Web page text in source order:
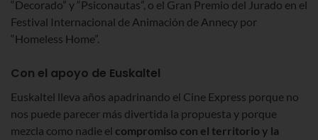
“Decorado” y “Psiconautas”, o el Gran Premio del Jurado en el
Festival Internacional de Animación de Annecy por
“Homeless Home”.
Con el apoyo de Euskaltel
Euskaltel lleva años apadrinando el Cine Express porque no
nos puede parecer más divertida la propuesta y porque
mezcla como nadie el compromiso con el territorio y la